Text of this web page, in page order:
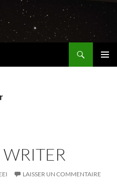
LAISSER UN COMMENTAIRE